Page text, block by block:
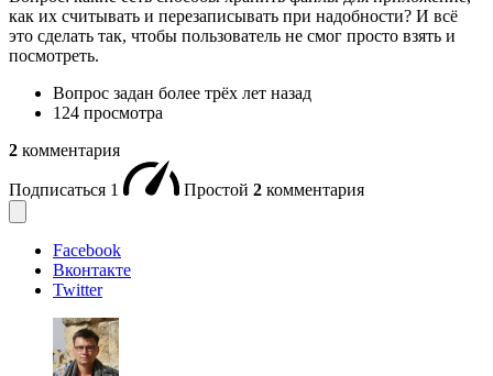
как их считывать и перезаписывать при надобности? И всё
это сделать так, чтобы пользователь не смог просто взять и
посмотреть.
Вопрос задан более трёх лет назад
124 просмотра
2 комментария
Подписаться 1 Простой 2 комментария
Facebook
Вконтакте
Twitter